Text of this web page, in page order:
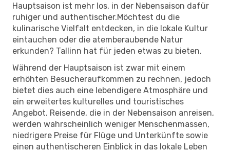
Hauptsaison ist mehr los, in der Nebensaison dafür
ruhiger und authentischer.Möchtest du die
kulinarische Vielfalt entdecken, in die lokale Kultur
eintauchen oder die atemberaubende Natur
erkunden? Tallinn hat für jeden etwas zu bieten.
Während der Hauptsaison ist zwar mit einem
erhöhten Besucheraufkommen zu rechnen, jedoch
bietet dies auch eine lebendigere Atmosphäre und
ein erweitertes kulturelles und touristisches
Angebot. Reisende, die in der Nebensaison anreisen,
werden wahrscheinlich weniger Menschenmassen,
niedrigere Preise für Flüge und Unterkünfte sowie
einen authentischeren Einblick in das lokale Leben